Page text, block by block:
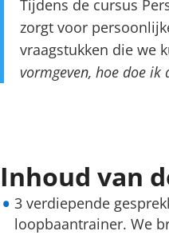
Tijdens de cursus
zorgt voor
vraagstukken die we
vormgeven, hoe doe ik
Inhoud van
3 verdiepende
loopbaantrainer. We